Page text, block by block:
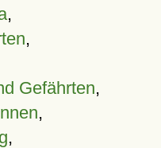
,
,
Gefährten,
,
,